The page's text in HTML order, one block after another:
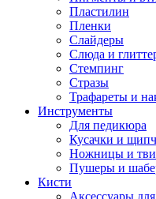
Пластилин
Пленки
Слайдеры
Слюда и
Стемпинг
Стразы
Трафареты и
Инструменты
Для педикюра
Кусачки и
Ножницы и
Пушеры и
Кисти
Аксессуары